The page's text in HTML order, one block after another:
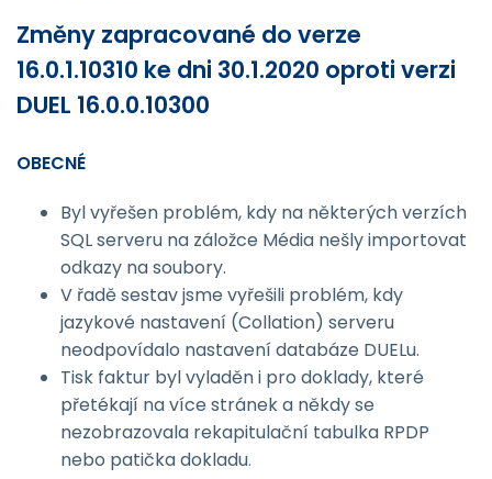
Změny zapracované do verze
16.0.1.10310 ke dni 30.1.2020 oproti verzi
DUEL 16.0.0.10300
OBECNÉ
Byl vyřešen problém, kdy na některých verzích
SQL serveru na záložce Média nešly importovat
odkazy na soubory.
V řadě sestav jsme vyřešili problém, kdy
jazykové nastavení (Collation) serveru
neodpovídalo nastavení databáze DUELu.
Tisk faktur byl vyladěn i pro doklady, které
přetékají na více stránek a někdy se
nezobrazovala rekapitulační tabulka RPDP
nebo patička dokladu.